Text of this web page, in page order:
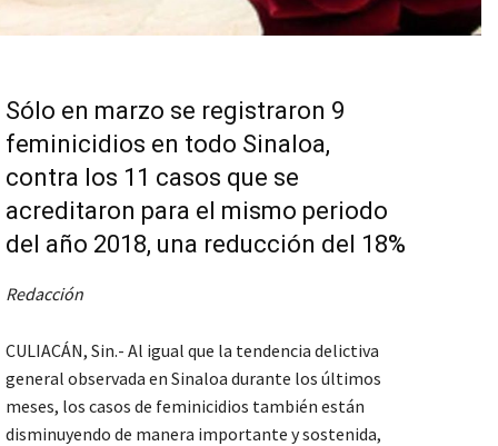
Sólo en marzo se registraron 9
feminicidios en todo Sinaloa,
contra los 11 casos que se
acreditaron para el mismo periodo
del año 2018, una reducción del 18%
Redacción
CULIACÁN, Sin.- Al igual que la tendencia delictiva
general observada en Sinaloa durante los últimos
meses, los casos de feminicidios también están
disminuyendo de manera importante y sostenida,